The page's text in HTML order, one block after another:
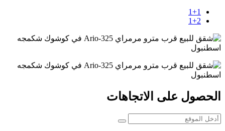
1+1
1+2
الحصول على الاتجاهات